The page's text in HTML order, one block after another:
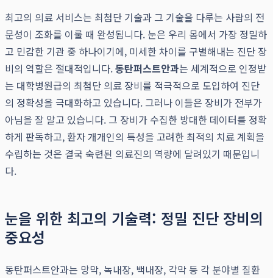
최고의 의료 서비스는 최첨단 기술과 그 기술을 다루는 사람의 전
문성이 조화를 이룰 때 완성됩니다. 눈은 우리 몸에서 가장 정밀하
고 민감한 기관 중 하나이기에, 미세한 차이를 구별해내는 진단 장
비의 역할은 절대적입니다.동탄퍼스트안과는 세계적으로 인정받
는 대학병원급의 최첨단 의료 장비를 적극적으로 도입하여 진단
의 정확성을 극대화하고 있습니다. 그러나 이들은 장비가 전부가
아님을 잘 알고 있습니다. 그 장비가 수집한 방대한 데이터를 정확
하게 판독하고, 환자 개개인의 특성을 고려한 최적의 치료 계획을
수립하는 것은 결국 숙련된 의료진의 역량에 달려있기 때문입니
다.
눈을 위한 최고의 기술력: 정밀 진단 장비의
중요성
동탄퍼스트안과는 망막, 녹내장, 백내장, 각막 등 각 분야별 질환